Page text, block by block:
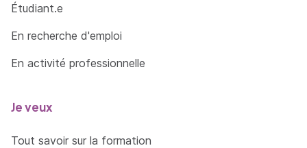
Étudiant.e
En recherche d'emploi
En activité professionnelle
Je veux
Tout savoir sur la formation